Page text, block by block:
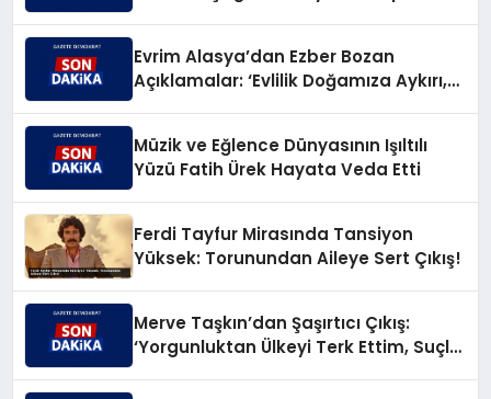
Evrim Alasya’dan Ezber Bozan
Açıklamalar: ‘Evlilik Doğamıza Aykırı,
Müzik ve Eğlence Dünyasının Işıltılı
Yüzü Fatih Ürek Hayata Veda Etti
Ferdi Tayfur Mirasında Tansiyon
Yüksek: Torunundan Aileye Sert Çıkış!
Merve Taşkın’dan Şaşırtıcı Çıkış:
‘Yorgunluktan Ülkeyi Terk Ettim, Suçlu